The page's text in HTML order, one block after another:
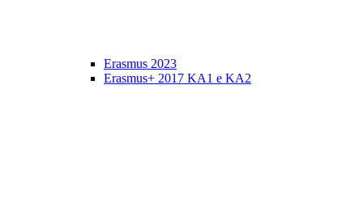
Erasmus 2023
Erasmus+ 2017 KA1 e KA2